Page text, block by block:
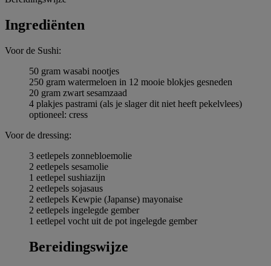
Ingrediёnten
Voor de Sushi:
50 gram wasabi nootjes
250 gram watermeloen in 12 mooie blokjes gesneden
20 gram zwart sesamzaad
4 plakjes pastrami (als je slager dit niet heeft pekelvlees)
optioneel: cress
Voor de dressing:
3 eetlepels zonnebloemolie
2 eetlepels sesamolie
1 eetlepel sushiazijn
2 eetlepels sojasaus
2 eetlepels Kewpie (Japanse) mayonaise
2 eetlepels ingelegde gember
1 eetlepel vocht uit de pot ingelegde gember
Bereidingswijze